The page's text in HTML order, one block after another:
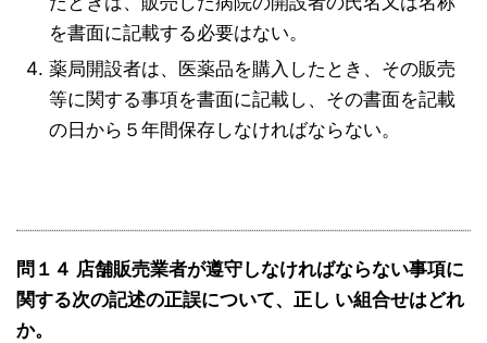
を書面に記載する必要はない。
薬局開設者は、医薬品を購入したとき、その販売
等に関する事項を書面に記載し、その書面を記載
の日から５年間保存しなければならない。
問１４ 店舗販売業者が遵守しなければならない事項に
関する次の記述の正誤について、正し い組合せはどれ
か。